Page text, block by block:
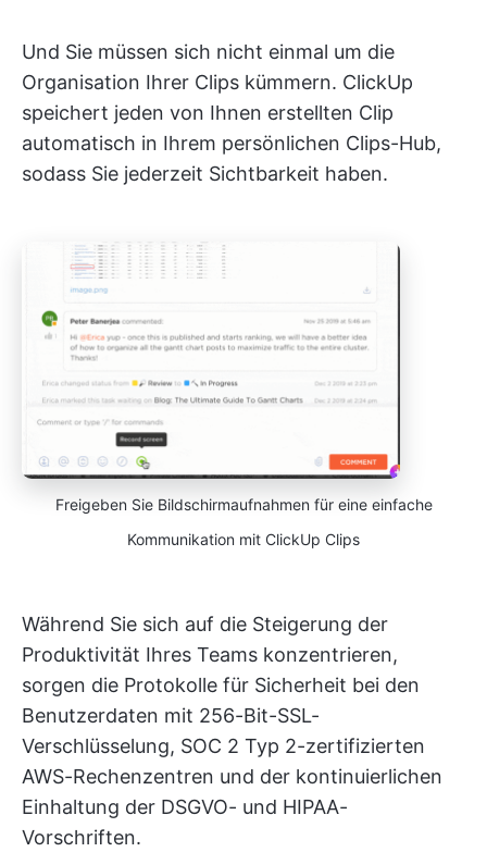
Und Sie müssen sich nicht einmal um die
Organisation Ihrer Clips kümmern. ClickUp
speichert jeden von Ihnen erstellten Clip
automatisch in Ihrem persönlichen Clips-Hub,
sodass Sie jederzeit Sichtbarkeit haben.
Freigeben Sie Bildschirmaufnahmen für eine einfache
Kommunikation mit ClickUp Clips
Während Sie sich auf die Steigerung der
Produktivität Ihres Teams konzentrieren,
sorgen die Protokolle für Sicherheit bei den
Benutzerdaten mit 256-Bit-SSL-
Verschlüsselung, SOC 2 Typ 2-zertifizierten
AWS-Rechenzentren und der kontinuierlichen
Einhaltung der DSGVO- und HIPAA-
Vorschriften.